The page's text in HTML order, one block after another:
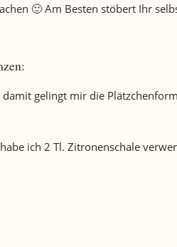
🙂 Am Besten stöbert Ihr
gelingt mir die
ich 2 Tl. Zitronenschale